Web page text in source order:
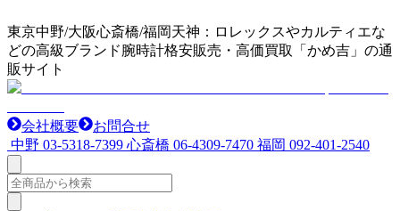
東京中野/大阪心斎橋/福岡天神：ロレックスやカルティエな
どの高級ブランド腕時計格安販売・高価買取「かめ吉」の通
販サイト
会社概要
お問合せ
中野 03-5318-7399 心斎橋 06-4309-7470 福岡 092-401-2540